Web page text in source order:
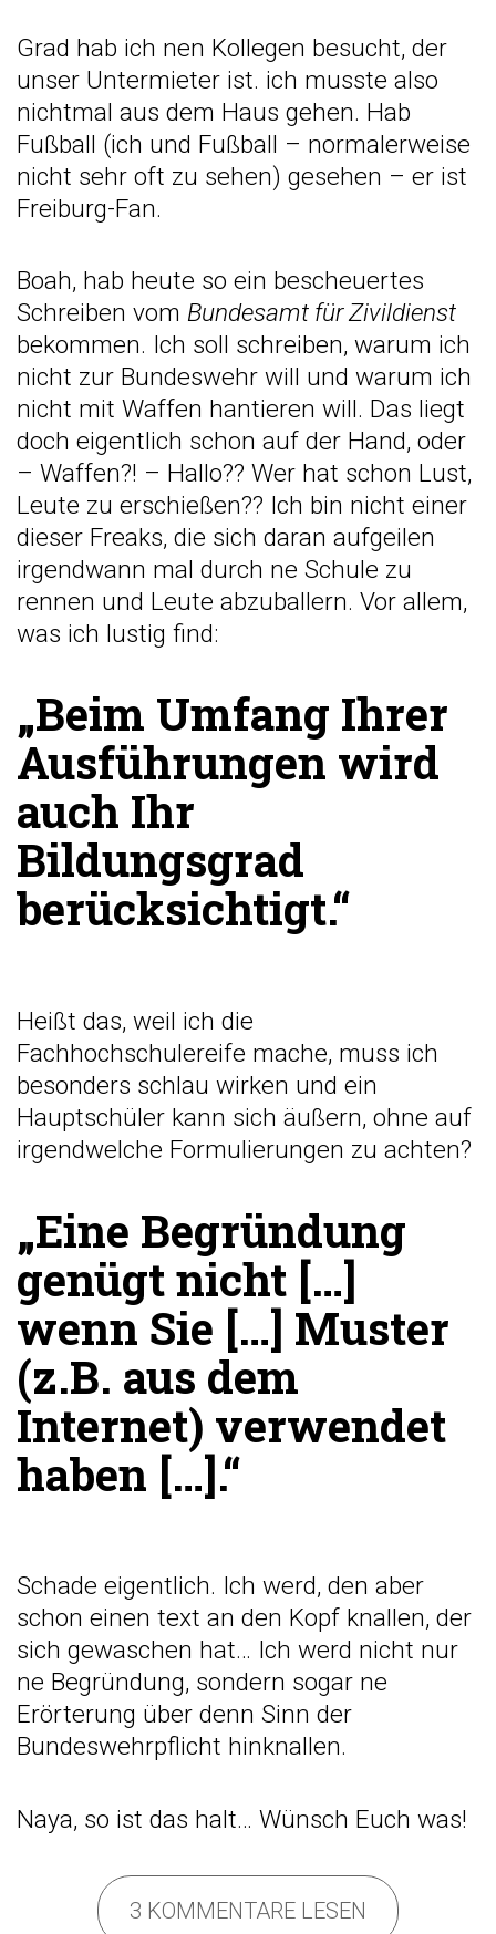
Grad hab ich nen Kollegen besucht, der
unser Untermieter ist. ich musste also
nichtmal aus dem Haus gehen. Hab
Fußball (ich und Fußball – normalerweise
nicht sehr oft zu sehen) gesehen – er ist
Freiburg-Fan.
Boah, hab heute so ein bescheuertes
Schreiben vom Bundesamt für Zivildienst
bekommen. Ich soll schreiben, warum ich
nicht zur Bundeswehr will und warum ich
nicht mit Waffen hantieren will. Das liegt
doch eigentlich schon auf der Hand, oder
– Waffen?! – Hallo?? Wer hat schon Lust,
Leute zu erschießen?? Ich bin nicht einer
dieser Freaks, die sich daran aufgeilen
irgendwann mal durch ne Schule zu
rennen und Leute abzuballern. Vor allem,
was ich lustig find:
„Beim Umfang Ihrer
Ausführungen wird
auch Ihr
Bildungsgrad
berücksichtigt.“
Heißt das, weil ich die
Fachhochschulereife mache, muss ich
besonders schlau wirken und ein
Hauptschüler kann sich äußern, ohne auf
irgendwelche Formulierungen zu achten?
„Eine Begründung
genügt nicht […]
wenn Sie […] Muster
(z.B. aus dem
Internet) verwendet
haben […].“
Schade eigentlich. Ich werd, den aber
schon einen text an den Kopf knallen, der
sich gewaschen hat… Ich werd nicht nur
ne Begründung, sondern sogar ne
Erörterung über denn Sinn der
Bundeswehrpflicht hinknallen.
Naya, so ist das halt… Wünsch Euch was!
3 KOMMENTARE LESEN